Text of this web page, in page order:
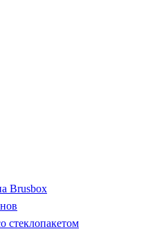
Brusbox
стеклопакетом